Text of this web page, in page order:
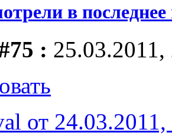
в
:
от